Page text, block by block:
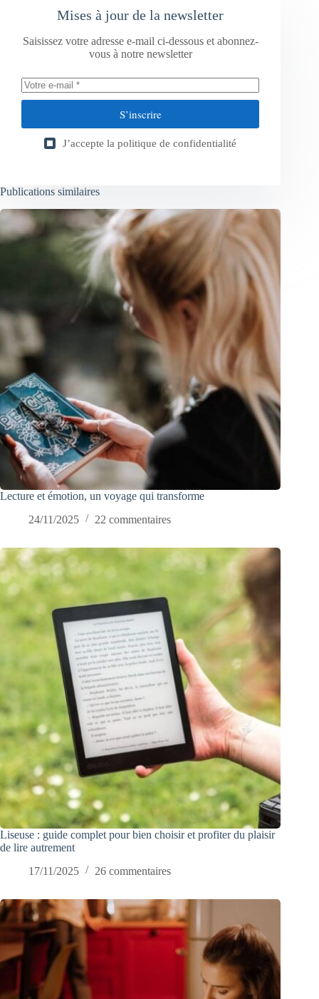
Mises à jour de la newsletter
Saisissez votre adresse e-mail ci-dessous et abonnez-
vous à notre newsletter
S’inscrire
J’accepte la politique de confidentialité
Publications similaires
Lecture et émotion, un voyage qui transforme
24/11/2025
22 commentaires
Liseuse : guide complet pour bien choisir et profiter du plaisir
de lire autrement
17/11/2025
26 commentaires